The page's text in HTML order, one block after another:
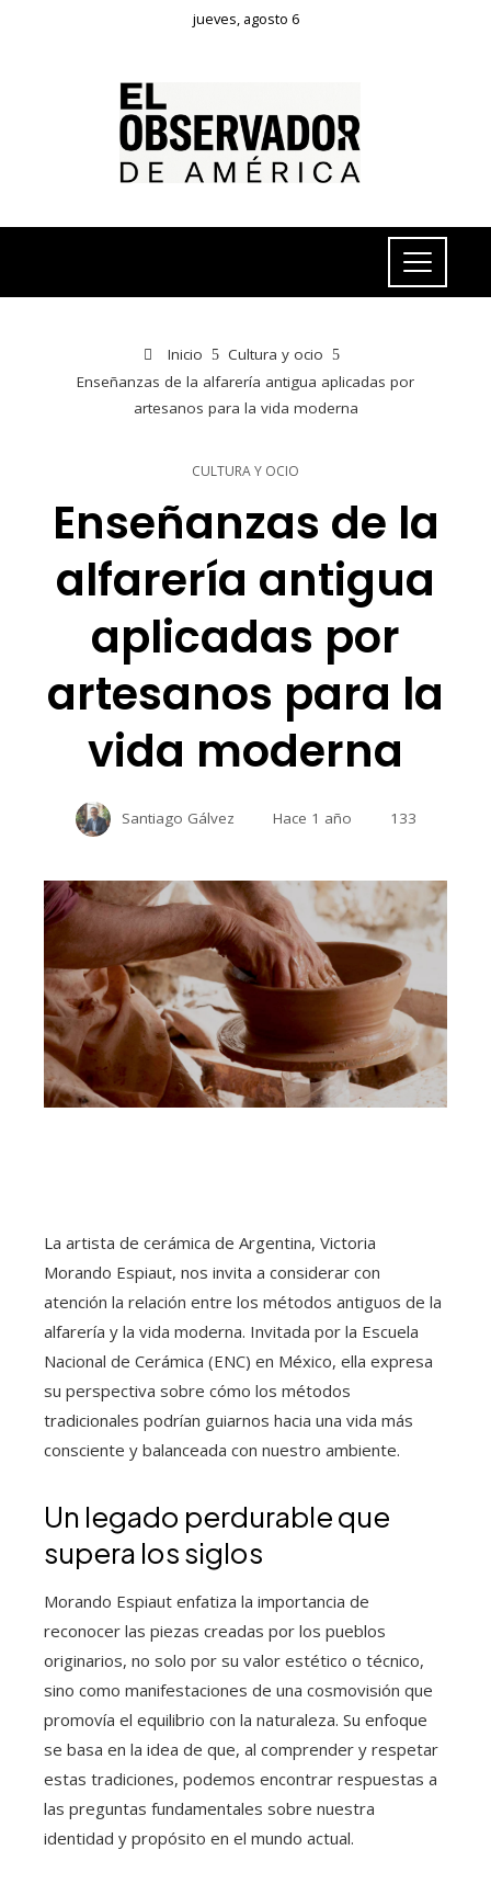
jueves, agosto 6
Inicio
Cultura y ocio
Enseñanzas de la alfarería antigua aplicadas por
artesanos para la vida moderna
CULTURA Y OCIO
Enseñanzas de la
alfarería antigua
aplicadas por
artesanos para la
vida moderna
Santiago Gálvez Hace 1 año 133
La artista de cerámica de Argentina, Victoria
Morando Espiaut, nos invita a considerar con
atención la relación entre los métodos antiguos de la
alfarería y la vida moderna. Invitada por la Escuela
Nacional de Cerámica (ENC) en México, ella expresa
su perspectiva sobre cómo los métodos
tradicionales podrían guiarnos hacia una vida más
consciente y balanceada con nuestro ambiente.
Un legado perdurable que
supera los siglos
Morando Espiaut enfatiza la importancia de
reconocer las piezas creadas por los pueblos
originarios, no solo por su valor estético o técnico,
sino como manifestaciones de una cosmovisión que
promovía el equilibrio con la naturaleza. Su enfoque
se basa en la idea de que, al comprender y respetar
estas tradiciones, podemos encontrar respuestas a
las preguntas fundamentales sobre nuestra
identidad y propósito en el mundo actual.